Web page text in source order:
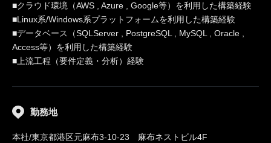
■クラウド環境（AWS , Azure , Google等）を利用した構築経験
■Linux系/Windows系プラットフォームを利用した構築経験
■データベース（SQLServer , PostgreSQL , MySQL , Oracle ,
Access等）を利用した構築経験
■上流工程（要件定義・分析）経験
勤務地
本社/東京都港区元麻布3-10-23 麻布ネストビル4F